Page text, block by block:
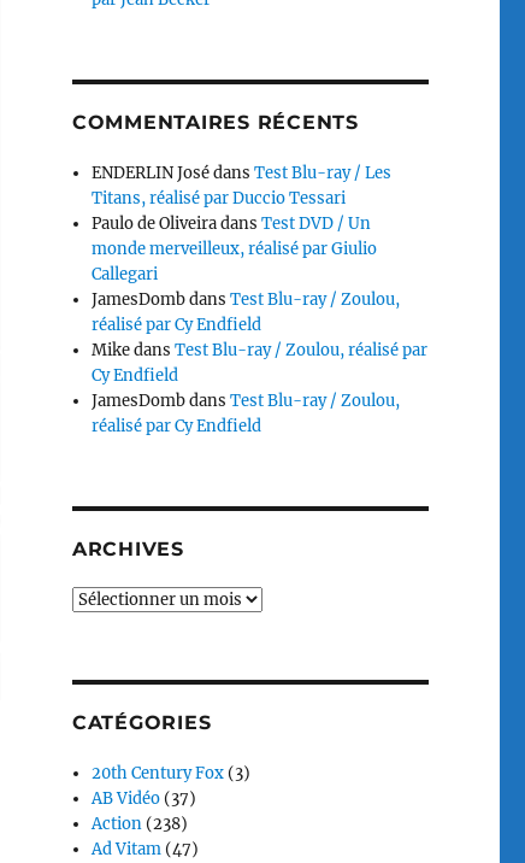
COMMENTAIRES RÉCENTS
ENDERLIN JosédansTest Blu-ray / Les
Titans, réalisé par Duccio Tessari
Paulo de OliveiradansTest DVD / Un
monde merveilleux, réalisé par Giulio
Callegari
JamesDombdansTest Blu-ray / Zoulou,
réalisé par Cy Endfield
MikedansTest Blu-ray / Zoulou, réalisé par
Cy Endfield
JamesDombdansTest Blu-ray / Zoulou,
réalisé par Cy Endfield
ARCHIVES
Archives
CATÉGORIES
20th Century Fox (3)
AB Vidéo (37)
Action (238)
Ad Vitam (47)